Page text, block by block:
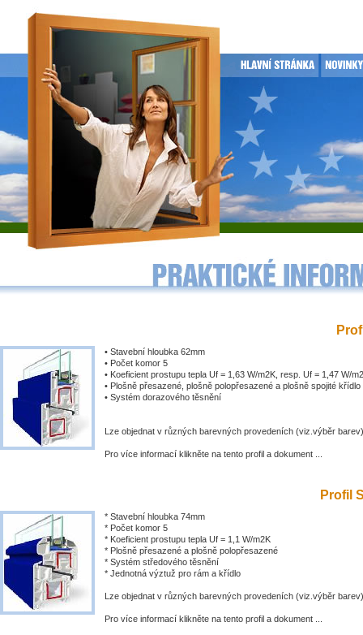
• Stavební hloubka 62mm
• Počet komor 5
• Koeficient prostupu tepla Uf = 1,63 W/m2K, resp. Uf = 1,47 W/
• Plošně přesazené, plošně polopřesazené a plošně spojité křídlo
• Systém dorazového těsnění
Lze objednat v různých barevných provedeních (viz.výběr barev)
Pro více informací klikněte na tento profil a dokument ...
Profil
* Stavební hloubka 74mm
* Počet komor 5
* Koeficient prostupu tepla Uf = 1,1 W/m2K
* Plošně přesazené a plošně polopřesazené
* Systém středového těsnění
* Jednotná výztuž pro rám a křídlo
Lze objednat v různých barevných provedeních (viz.výběr barev)
Pro více informací klikněte na tento profil a dokument ...